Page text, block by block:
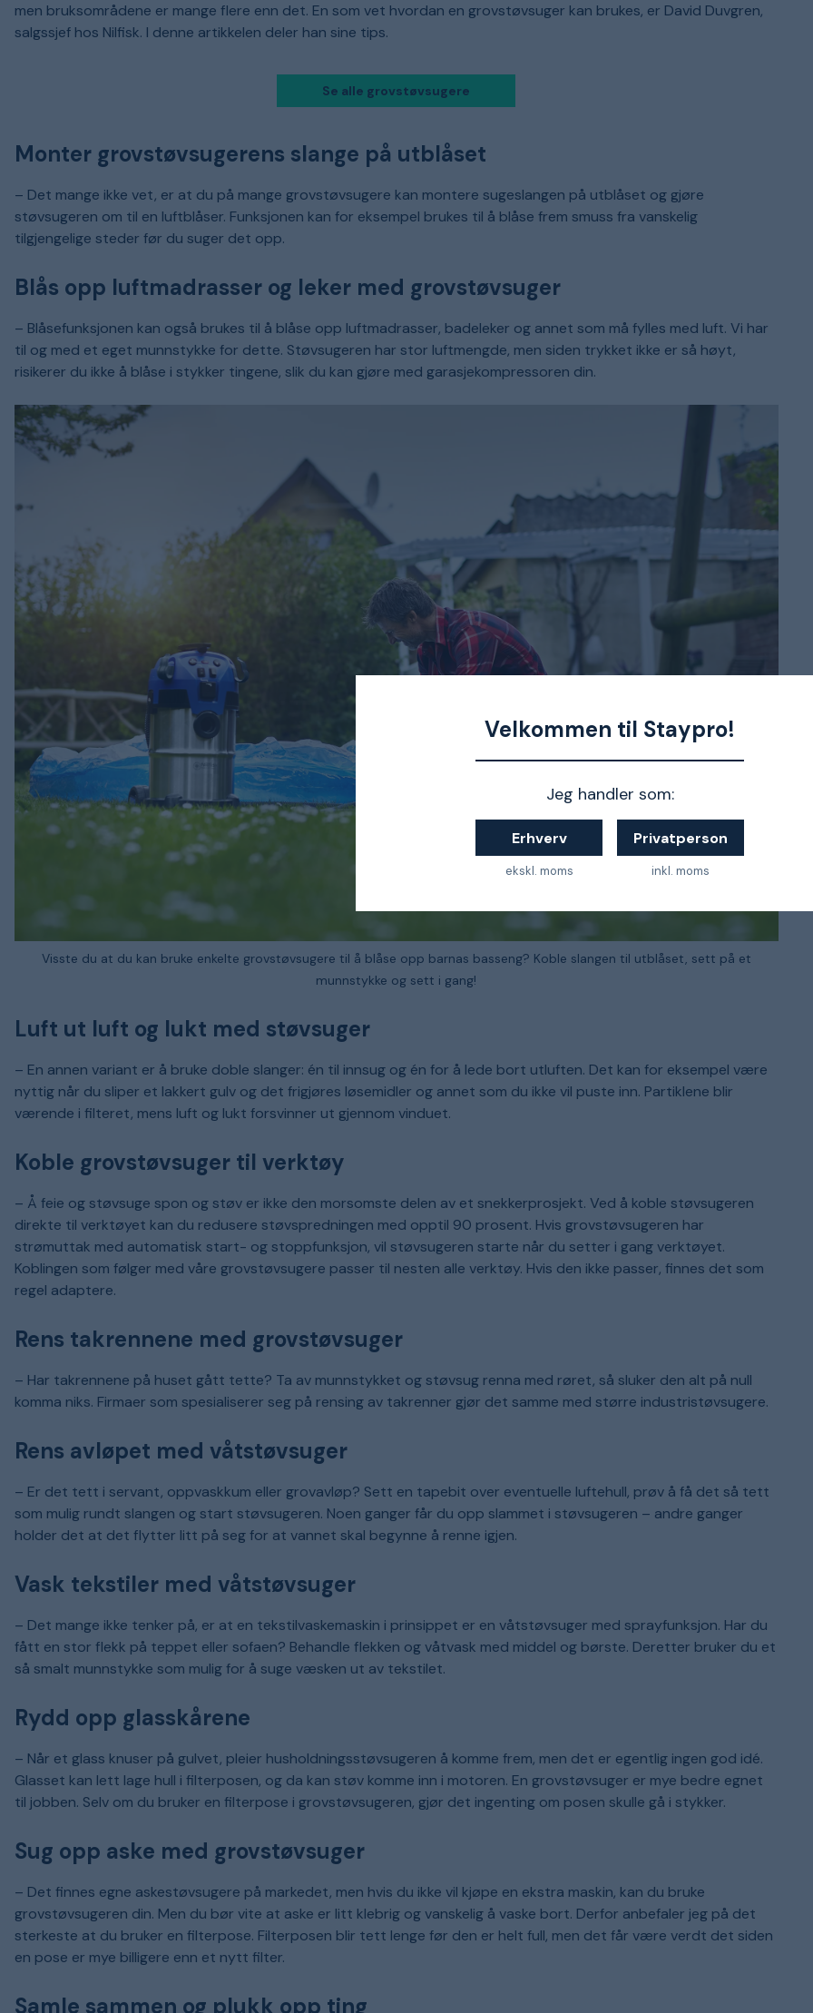
Velkommen til Staypro!
Jeg handler som:
Erhverv
ekskl. moms
Privatperson
inkl. moms
men bruksområdene er mange flere enn det. En som vet hvordan en grovstøvsuger kan brukes, er David Duvgren,
salgssjef hos Nilfisk. I denne artikkelen deler han sine tips.
Se alle grovstøvsugere
Monter grovstøvsugerens slange på utblåset
– Det mange ikke vet, er at du på mange grovstøvsugere kan montere sugeslangen på utblåset og gjøre
støvsugeren om til en luftblåser. Funksjonen kan for eksempel brukes til å blåse frem smuss fra vanskelig
tilgjengelige steder før du suger det opp.
Blås opp luftmadrasser og leker med grovstøvsuger
– Blåsefunksjonen kan også brukes til å blåse opp luftmadrasser, badeleker og annet som må fylles med luft. Vi har
til og med et eget munnstykke for dette. Støvsugeren har stor luftmengde, men siden trykket ikke er så høyt,
risikerer du ikke å blåse i stykker tingene, slik du kan gjøre med garasjekompressoren din.
Visste du at du kan bruke enkelte grovstøvsugere til å blåse opp barnas basseng? Koble slangen til utblåset, sett på et
munnstykke og sett i gang!
Luft ut luft og lukt med støvsuger
– En annen variant er å bruke doble slanger: én til innsug og én for å lede bort utluften. Det kan for eksempel være
nyttig når du sliper et lakkert gulv og det frigjøres løsemidler og annet som du ikke vil puste inn. Partiklene blir
værende i filteret, mens luft og lukt forsvinner ut gjennom vinduet.
Koble grovstøvsuger til verktøy
– Å feie og støvsuge spon og støv er ikke den morsomste delen av et snekkerprosjekt. Ved å koble støvsugeren
direkte til verktøyet kan du redusere støvspredningen med opptil 90 prosent. Hvis grovstøvsugeren har
strømuttak med automatisk start- og stoppfunksjon, vil støvsugeren starte når du setter i gang verktøyet.
Koblingen som følger med våre grovstøvsugere passer til nesten alle verktøy. Hvis den ikke passer, finnes det som
regel adaptere.
Rens takrennene med grovstøvsuger
– Har takrennene på huset gått tette? Ta av munnstykket og støvsug renna med røret, så sluker den alt på null
komma niks. Firmaer som spesialiserer seg på rensing av takrenner gjør det samme med større industristøvsugere.
Rens avløpet med våtstøvsuger
– Er det tett i servant, oppvaskkum eller grovavløp? Sett en tapebit over eventuelle luftehull, prøv å få det så tett
som mulig rundt slangen og start støvsugeren. Noen ganger får du opp slammet i støvsugeren – andre ganger
holder det at det flytter litt på seg for at vannet skal begynne å renne igjen.
Vask tekstiler med våtstøvsuger
– Det mange ikke tenker på, er at en tekstilvaskemaskin i prinsippet er en våtstøvsuger med sprayfunksjon. Har du
fått en stor flekk på teppet eller sofaen? Behandle flekken og våtvask med middel og børste. Deretter bruker du et
så smalt munnstykke som mulig for å suge væsken ut av tekstilet.
Rydd opp glasskårene
– Når et glass knuser på gulvet, pleier husholdningsstøvsugeren å komme frem, men det er egentlig ingen god idé.
Glasset kan lett lage hull i filterposen, og da kan støv komme inn i motoren. En grovstøvsuger er mye bedre egnet
til jobben. Selv om du bruker en filterpose i grovstøvsugeren, gjør det ingenting om posen skulle gå i stykker.
Sug opp aske med grovstøvsuger
– Det finnes egne askestøvsugere på markedet, men hvis du ikke vil kjøpe en ekstra maskin, kan du bruke
grovstøvsugeren din. Men du bør vite at aske er litt klebrig og vanskelig å vaske bort. Derfor anbefaler jeg på det
sterkeste at du bruker en filterpose. Filterposen blir tett lenge før den er helt full, men det får være verdt det siden
en pose er mye billigere enn et nytt filter.
Samle sammen og plukk opp ting